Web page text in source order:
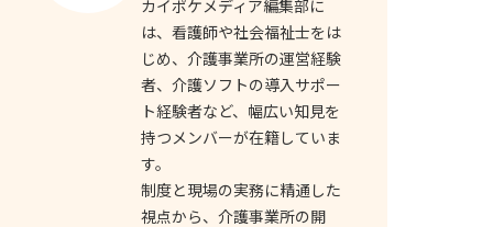
カイポケメディア編集部に
は、看護師や社会福祉士をは
じめ、介護事業所の運営経験
者、介護ソフトの導入サポー
ト経験者など、幅広い知見を
持つメンバーが在籍していま
す。
制度と現場の実務に精通した
視点から、介護事業所の開